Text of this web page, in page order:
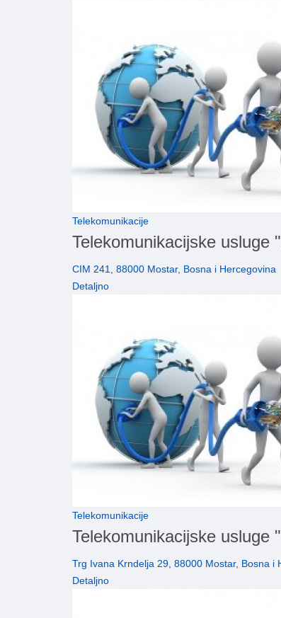
Telekomunikacije
Telekomunikacijske usluge
CIM 241, 88000 Mostar, Bosna i Hercegovina
Detaljno
Telekomunikacije
Telekomunikacijske usluge
Trg Ivana Krndelja 29, 88000 Mostar, Bosna i
Detaljno